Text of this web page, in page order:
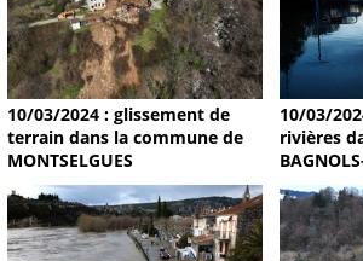
10/03/2024 : glissement de
terrain dans la commune de
MONTSELGUES
10/03/
rivières